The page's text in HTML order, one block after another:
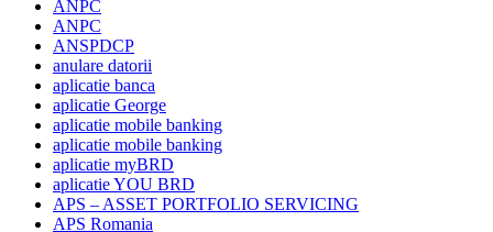
ANPC
ANPC
ANSPDCP
anulare datorii
aplicatie banca
aplicatie George
aplicatie mobile banking
aplicatie mobile banking
aplicatie myBRD
aplicatie YOU BRD
APS – ASSET PORTFOLIO SERVICING
APS Romania